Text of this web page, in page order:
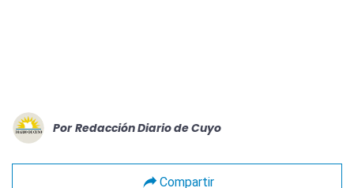
Por Redacción Diario de Cuyo
Compartir